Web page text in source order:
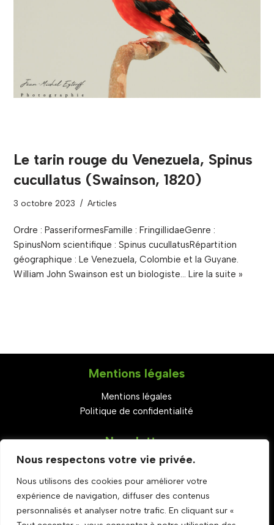
Nous respectons votre vie privée.
Nous utilisons des cookies pour améliorer votre
expérience de navigation, diffuser des contenus
personnalisés et analyser notre trafic. En cliquant sur «
Le tarin rouge du Venezuela, Spinus
cucullatus (Swainson, 1820)
3 octobre 2023 Articles
Ordre : PasseriformesFamille : FringillidaeGenre :
SpinusNom scientifique : Spinus cucullatusRépartition
géographique : Le Venezuela, Colombie et la Guyane.
William John Swainson est un biologiste… Lire la suite »
Mentions légales
Mentions légales
Politique de confidentialité
Newsletter
Rejoignez-nous
Set Youtube Channel ID